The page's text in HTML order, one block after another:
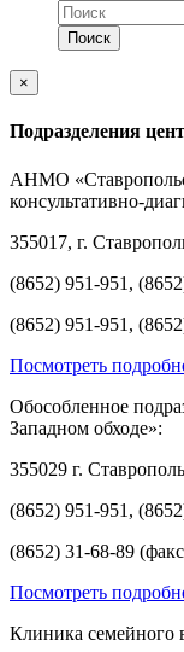
×
Подразделения
АНМО
консультативно-
355017, г.
(8652) 951-951,
(8652) 951-951,
Посмотреть
Обособленное
Западном обходе»:
355029 г.
(8652) 951-951,
(8652) 31-68-89
Посмотреть
Клиника семейного